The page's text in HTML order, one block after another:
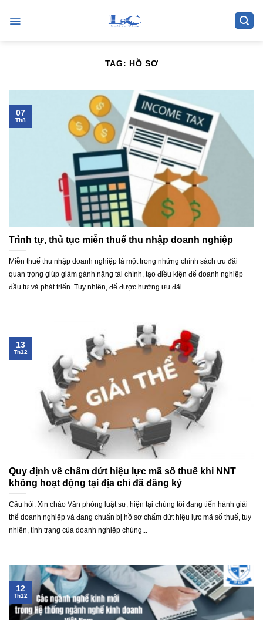
TAG: HỒ SƠ
Trình tự, thủ tục miễn thuế thu nhập doanh nghiệp
Miễn thuế thu nhập doanh nghiệp là một trong những chính sách ưu đãi
quan trọng giúp giảm gánh nặng tài chính, tạo điều kiện để doanh nghiệp
đầu tư và phát triển. Tuy nhiên, để được hưởng ưu đãi...
07
Th8
Quy định về chấm dứt hiệu lực mã số thuế khi NNT
không hoạt động tại địa chỉ đã đăng ký
Câu hỏi: Xin chào Văn phòng luật sư, hiện tại chúng tôi đang tiến hành giải
thể doanh nghiệp và đang chuẩn bị hồ sơ chấm dứt hiệu lực mã số thuế, tuy
nhiên, tình trạng của doanh nghiệp chúng...
13
Th12
12
Th12